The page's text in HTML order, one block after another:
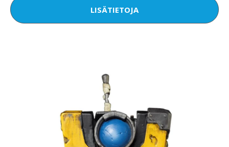
LISÄTIETOJA